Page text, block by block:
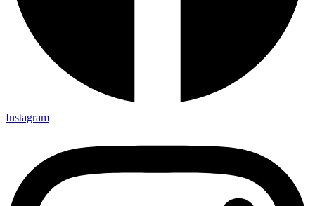
Instagram